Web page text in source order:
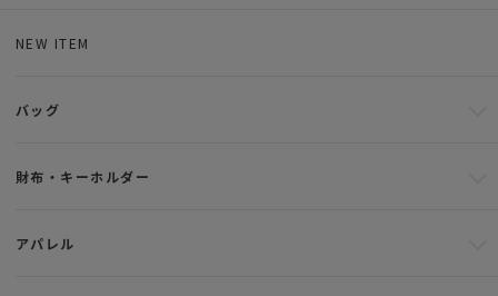
NEW ITEM
バッグ
財布・キーホルダー
アパレル